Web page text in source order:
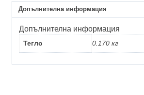
5/2013
Допълнителна информация
Допълнителна информация
Тегло 0.170 кг